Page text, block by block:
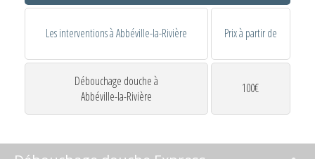
Les interventions à Abbéville-la-Rivière Prix à partir de
Débouchage douche à
Abbéville-la-Rivière
100€